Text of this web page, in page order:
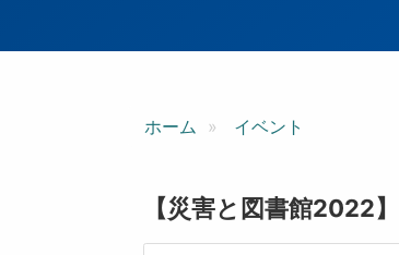
ョ
ホーム イベント
【災害と図書館2022】